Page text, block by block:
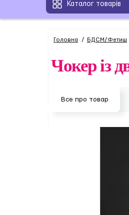
Каталог товарів
Головна БДСМ/Фетиш
Чокер із
Все про товар